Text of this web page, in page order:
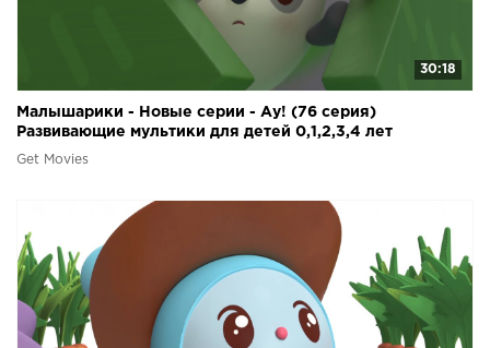
30:18
Малышарики - Новые серии - Ау! (76 серия)
Развивающие мультики для детей 0,1,2,3,4 лет
Get Movies